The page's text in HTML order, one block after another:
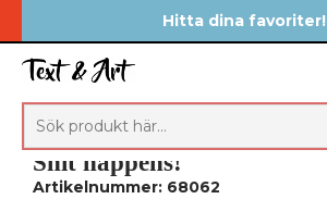
Hitta dina favoriter!
Shit happens!
Artikelnummer: 68062